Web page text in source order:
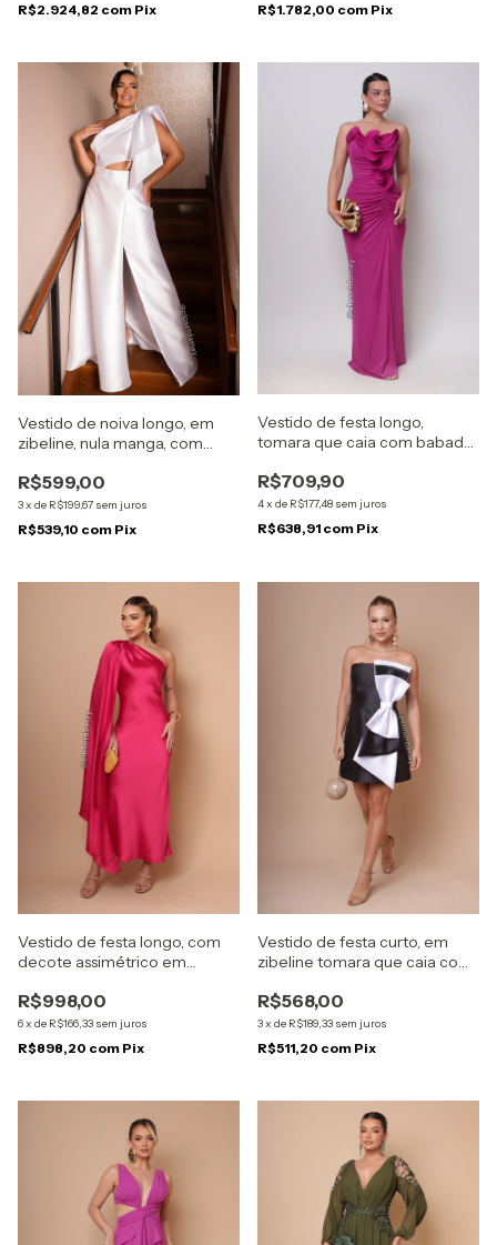
R$2.924,82 com Pix R$1.782,00 com Pix
Vestido de noiva longo, em
zibeline, nula manga, com
R$599,00
3x de R$199,67 sem juros
R$539,10 com Pix
Vestido de festa longo,
tomara que caia com babado
R$709,90
4x de R$177,48 sem juros
R$638,91 com Pix
Vestido de festa longo, com
decote assimétrico em
R$998,00
6x de R$166,33 sem juros
R$898,20 com Pix
Vestido de festa curto, em
zibeline tomara que caia com
R$568,00
3x de R$189,33 sem juros
R$511,20 com Pix